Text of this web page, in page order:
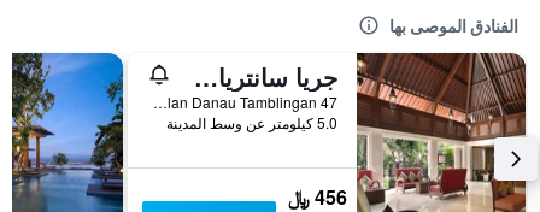
الفنادق الموصى بها
جريا سانتريان أه بيتش ريزورت آند سبا
Jalan Danau Tamblingan 47, دنباسار, إندونيسيا
5.0 كيلومتر عن وسط المدينة
456 ﷼